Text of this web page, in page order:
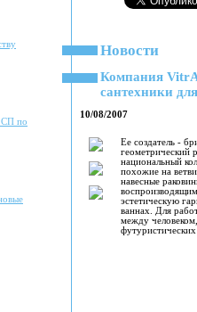
СП по
Новости
Компания VitrА
сантехники
10/08/2007
Ее создатель -
геометрический
национальный
похожие на
навесные
эстетическую
ваннах. Для
между